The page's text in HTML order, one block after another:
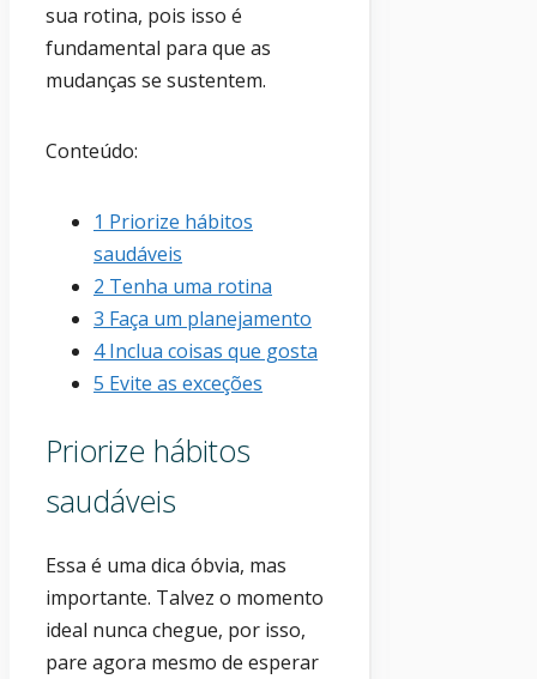
sua rotina, pois isso é
fundamental para que as
mudanças se sustentem.
Conteúdo:
1 Priorize hábitos
saudáveis
2 Tenha uma rotina
3 Faça um planejamento
4Inclua coisas que gosta
5 Evite as exceções
Priorize hábitos
saudáveis
Essa é uma dica óbvia, mas
importante. Talvez o momento
ideal nunca chegue, por isso,
pare agora mesmo de esperar